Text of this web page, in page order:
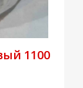
1100